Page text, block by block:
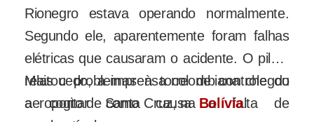
Rionegro estava operando normalmente.
Segundo ele, aparentemente foram falhas
elétricas que causaram o acidente. O piloto
relatou problemas à torre de controle do
aeroporto de Santa Cruz, na Bolívia.
Mais cedo, a imprensa colombiana chegou
a cogitar como causa a falta de